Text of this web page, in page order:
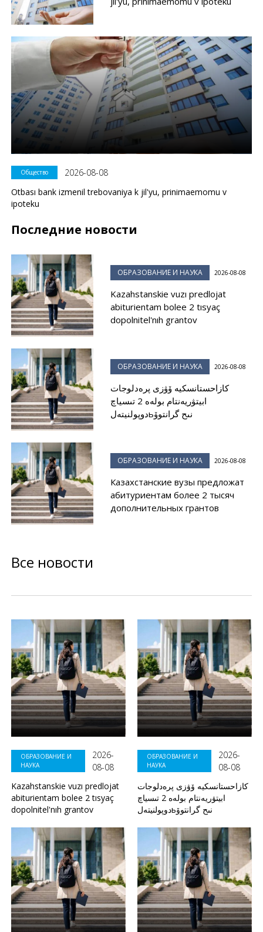
Общество
2026-08-08
Otbası bank izmenil trebovaniya k jil'yu, prinimaemomu v
ipoteku
Последние новости
ОБРАЗОВАНИЕ И НАУКА 2026-08-08
Kazahstanskie vuzı predlojat
abiturientam bolee 2 tısyaç
dopolnitel'nıh grantov
ОБРАЗОВАНИЕ И НАУКА 2026-08-08
كازاحستانسكيە ۆۋزى پرەدلوجات
ابيتۋريەنتام بولەە 2 تىسياچ
دوپولنيتەلьنىح گرانتوۆ
ОБРАЗОВАНИЕ И НАУКА 2026-08-08
Казахстанские вузы предложат
абитуриентам более 2 тысяч
дополнительных грантов
Все новости
ОБРАЗОВАНИЕ И
НАУКА
2026-
08-08
Kazahstanskie vuzı predlojat
abiturientam bolee 2 tısyaç
dopolnitel'nıh grantov
ОБРАЗОВАНИЕ И
НАУКА
2026-
08-08
كازاحستانسكيە ۆۋزى پرەدلوجات
ابيتۋريەنتام بولەە 2 تىسياچ
دوپولنيتەلьنىح گرانتوۆ